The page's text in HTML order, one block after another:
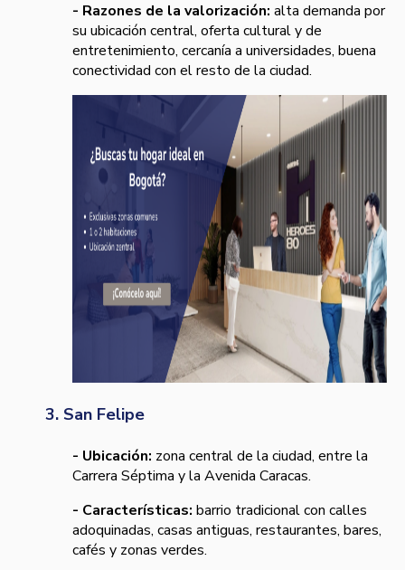
- Razones de la valorización: alta demanda por
su ubicación central, oferta cultural y de
entretenimiento, cercanía a universidades, buena
conectividad con el resto de la ciudad.
3. San Felipe
- Ubicación: zona central de la ciudad, entre la
Carrera Séptima y la Avenida Caracas.
- Características: barrio tradicional con calles
adoquinadas, casas antiguas, restaurantes, bares,
cafés y zonas verdes.